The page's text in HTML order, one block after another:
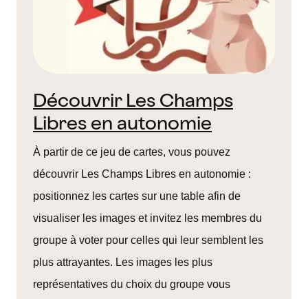
Découvrir Les Champs
Libres en autonomie
À partir de ce jeu de cartes, vous pouvez
découvrir Les Champs Libres en autonomie :
positionnez les cartes sur une table afin de
visualiser les images et invitez les membres du
groupe à voter pour celles qui leur semblent les
plus attrayantes. Les images les plus
représentatives du choix du groupe vous